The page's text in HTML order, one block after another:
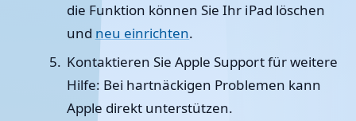
die Funktion können Sie Ihr iPad löschen
und neu einrichten.
Kontaktieren Sie Apple Support für weitere
Hilfe: Bei hartnäckigen Problemen kann
Apple direkt unterstützen.